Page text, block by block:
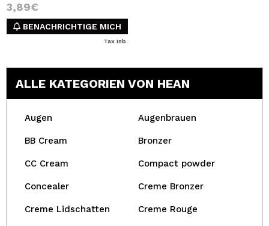
3,89€
BENACHRICHTIGE MICH
Tax Inb.
ALLE KATEGORIEN VON HEAN
Augen Augenbrauen
BB Cream Bronzer
CC Cream Compact powder
Concealer Creme Bronzer
Creme Lidschatten Creme Rouge